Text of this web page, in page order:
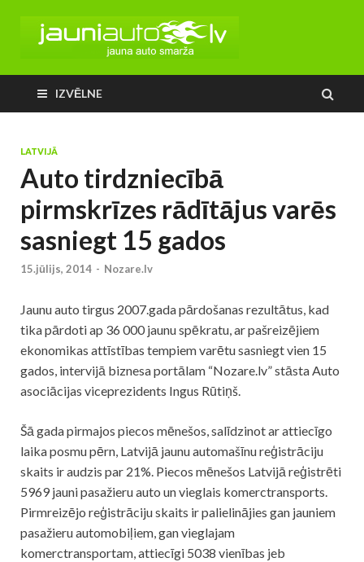
IZVĒLNE
LATVIJĀ
Auto tirdzniecībā
pirmskrīzes rādītājus varēs
sasniegt 15 gados
15.jūlijs, 2014 - Nozare.lv
Jaunu auto tirgus 2007.gada pārdošanas rezultātus, kad
tika pārdoti ap 36 000 jaunu spēkratu, ar pašreizējiem
ekonomikas attīstības tempiem varētu sasniegt vien 15
gados, intervijā biznesa portālam “Nozare.lv” stāsta Auto
asociācijas viceprezidents Ingus Rūtiņš.
Šā gada pirmajos piecos mēnešos, salīdzinot ar attiecīgo
laika posmu pērn, Latvijā jaunu automašīnu reģistrāciju
skaits ir audzis par 21%. Piecos mēnešos Latvijā reģistrēti
5969 jauni pasažieru auto un vieglais komerctransports.
Pirmreizējo reģistrāciju skaits ir palielinājies gan jauniem
pasažieru automobiļiem, gan vieglajam
komerctransportam, attiecīgi 5038 vienības jeb